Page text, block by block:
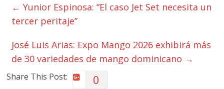
← Yunior Espinosa: “El caso Jet Set necesita un
tercer peritaje”
José Luis Arias: Expo Mango 2026 exhibirá más
de 30 variedades de mango dominicano →
Share This Post: 0